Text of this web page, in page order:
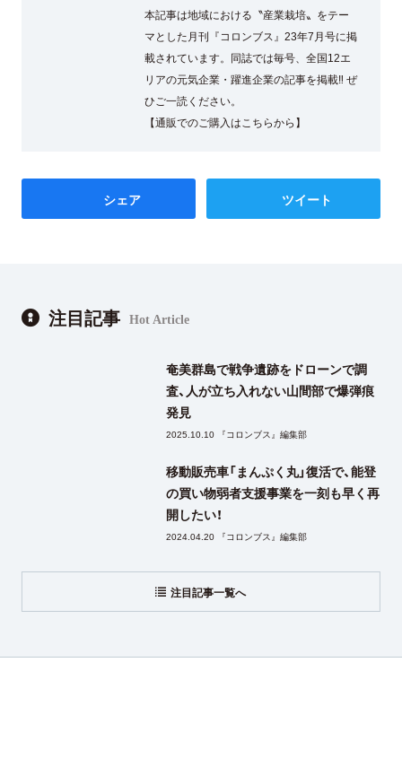
本記事は地域における〝産業栽培〟をテー
マとした月刊『コロンブス』23年7月号に掲
載されています。同誌では毎号、全国12エ
リアの元気企業・躍進企業の記事を掲載‼ ぜ
ひご一読ください。
【通販でのご購入はこちらから】
シェア ツイート
注目記事 Hot Article
注目記事一覧へ
奄美群島で戦争遺跡をドローンで調
査、人が立ち入れない山間部で爆弾痕
発見
2025.10.10 『コロンブス』編集部
移動販売車「まんぷく丸」復活で、能登
の買い物弱者支援事業を一刻も早く再
開したい！
2024.04.20 『コロンブス』編集部